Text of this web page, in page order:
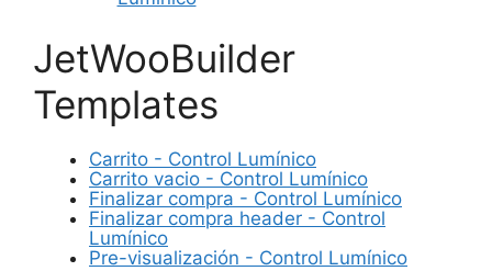
JetWooBuilder
Templates
Carrito - Control Lumínico
Carrito vacio - Control Lumínico
Finalizar compra - Control Lumínico
Finalizar compra header - Control
Lumínico
Pre-visualización - Control Lumínico